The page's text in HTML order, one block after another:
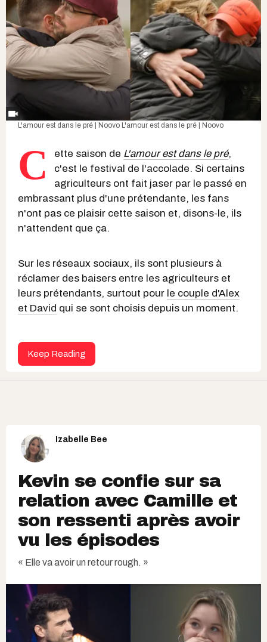
L'amour est dans le pré | Noovo L'amour est dans le pré | Noovo
C ette saison de L'amour est dans le pré,
c'est le festival de l'accolade. Si certains
agriculteurs ont fait jaser par le passé en
embrassant plus d'une prétendante, les fans
n'ont pas ce plaisir cette saison et, disons-le, ils
n'attendent que ça.
Sur les réseaux sociaux, ils sont plusieurs à
réclamer des baisers entre les agriculteurs et
leurs prétendants, surtout pour le couple d'Alex
et David qui se sont choisis depuis un moment.
Keep Reading
Izabelle Bee
Kevin se confie sur sa
relation avec Camille et
son ressenti après avoir
vu les épisodes
« Elle va avoir un retour rough. »